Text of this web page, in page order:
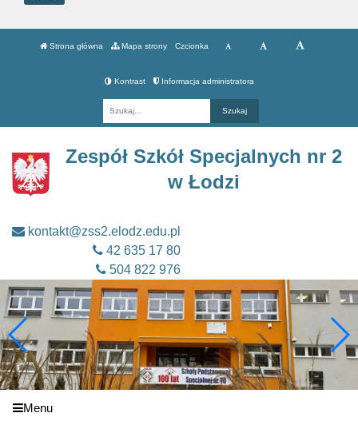
Strona główna Mapa strony Czcionka
Kontrast Informacja administratora
Zespół Szkół Specjalnych nr 2
w Łodzi
kontakt@zss2.elodz.edu.pl
42 635 17 80
504 822 976
Menu